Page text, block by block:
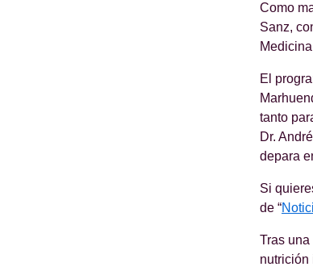
Como
Sanz,
El
tanto
Dr.
depara
Si
de “
Tras
nutrición